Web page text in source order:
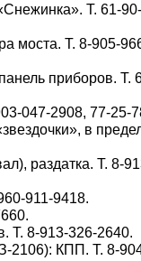
Т. 61-
моста. Т. 8-905-
приборов. Т.
047-2908, 77-25-
в
раздатка. Т. 8-
911-9418.
Т. 8-913-326-2640.
2106): КПП. Т. 8-